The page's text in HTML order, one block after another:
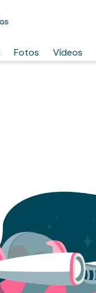
Fotos Vídeos